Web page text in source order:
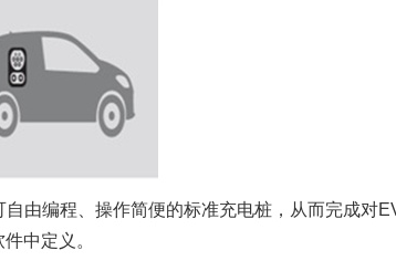
由编程、操作简便的标准充电桩，从而完成对
中定义。